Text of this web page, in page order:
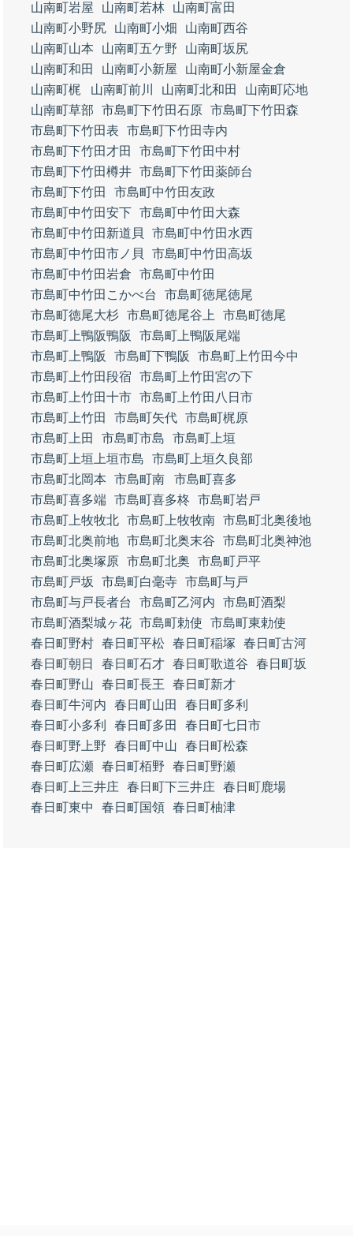
山南町岩屋
山南町若林
山南町富田
山南町小野尻
山南町小畑
山南町西谷
山南町山本
山南町五ケ野
山南町坂尻
山南町和田
山南町小新屋
山南町小新屋金倉
山南町梶
山南町前川 山南町北和田
山南町応地
山南町草部
市島町下竹田石原 市島町下竹田森
市島町下竹田表
市島町下竹田寺内
市島町下竹田才田
市島町下竹田中村
市島町下竹田樽井 市島町下竹田薬師台
市島町下竹田
市島町中竹田友政
市島町中竹田安下 市島町中竹田大森
市島町中竹田新道貝
市島町中竹田水西
市島町中竹田市ノ貝
市島町中竹田高坂
市島町中竹田岩倉
市島町中竹田
市島町中竹田こかべ台
市島町徳尾徳尾
市島町徳尾大杉 市島町徳尾谷上
市島町徳尾
市島町上鴨阪鴨阪
市島町上鴨阪尾端
市島町上鴨阪
市島町下鴨阪
市島町上竹田今中
市島町上竹田段宿
市島町上竹田宮の下
市島町上竹田十市 市島町上竹田八日市
市島町上竹田
市島町矢代 市島町梶原
市島町上田
市島町市島
市島町上垣
市島町上垣上垣市島
市島町上垣久良部
市島町北岡本
市島町南
市島町喜多
市島町喜多端 市島町喜多柊
市島町岩戸
市島町上牧牧北 市島町上牧牧南 市島町北奥後地
市島町北奥前地 市島町北奥末谷
市島町北奥神池
市島町北奥塚原 市島町北奥
市島町戸平
市島町戸坂
市島町白毫寺 市島町与戸
市島町与戸長者台
市島町乙河内
市島町酒梨
市島町酒梨城ヶ花 市島町勅使
市島町東勅使
春日町野村 春日町平松 春日町稲塚
春日町古河
春日町朝日
春日町石才 春日町歌道谷
春日町坂
春日町野山
春日町長王
春日町新才
春日町牛河内
春日町山田
春日町多利
春日町小多利
春日町多田
春日町七日市
春日町野上野
春日町中山
春日町松森
春日町広瀬 春日町栢野
春日町野瀬
春日町上三井庄
春日町下三井庄
春日町鹿場
春日町東中
春日町国領 春日町柚津